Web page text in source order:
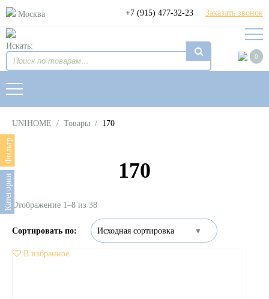
Москва +7 (915) 477-32-23 Заказать звонок
Искать:
0
UNIHOME / Товары / 170
Фильтр
Категории
170
Отображение 1–8 из 38
В избранное